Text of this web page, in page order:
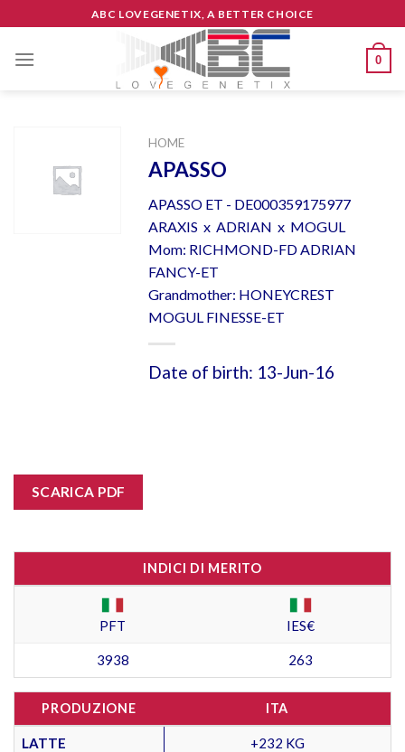
to
content
ABC LOVEGENETIX, A BETTER CHOICE
0
HOME
APASSO
APASSO ET - DE000359175977
ARAXIS x ADRIAN x MOGUL
Mom: RICHMOND-FD ADRIAN
FANCY-ET
Grandmother: HONEYCREST
MOGUL FINESSE-ET
Date of birth: 13-Jun-16
SCARICA PDF
INDICI DI MERITO
PFT IES€
3938 263
PRODUZIONE ITA
LATTE +232 KG